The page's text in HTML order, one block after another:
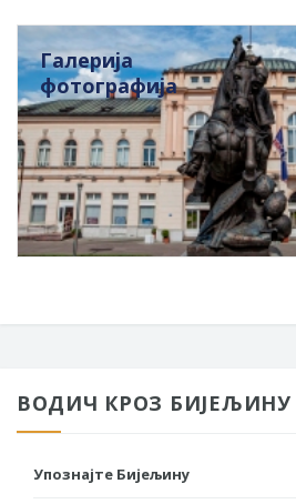
Галерија
фотографија
ВОДИЧ КРОЗ БИЈЕЉИНУ
Упознајте Бијељину